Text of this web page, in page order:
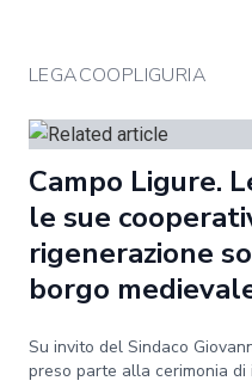
LEGACOOPLIGURIA
Campo Ligure.
le sue
rigenerazione
borgo
Su invito del Sindaco
preso parte alla cerimonia di